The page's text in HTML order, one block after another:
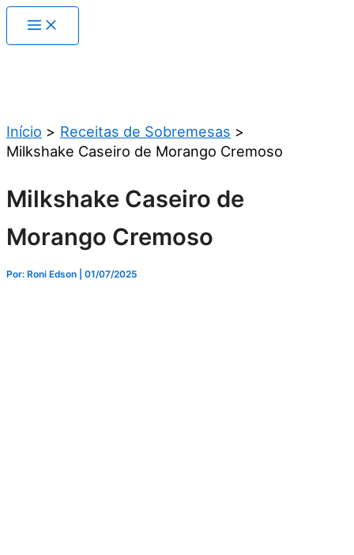
para
Início
Receitas de Sobremesas
Milkshake Caseiro de Morango Cremoso
Milkshake Caseiro de
Morango Cremoso
Por: Roni Edson | 01/07/2025